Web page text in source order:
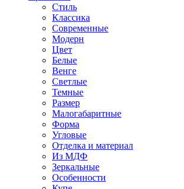
Стиль
Классика
Современные
Модерн
Цвет
Белые
Венге
Светлые
Темные
Размер
Малогабаритные
Форма
Угловые
Отделка и материал
Из МДФ
Зеркальные
Особенности